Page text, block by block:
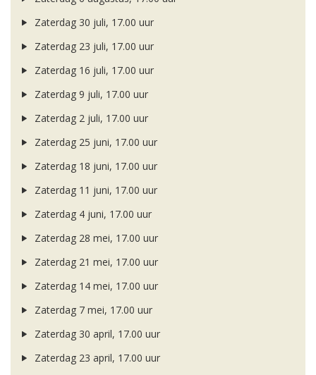
Zaterdag 30 juli, 17.00 uur
Zaterdag 23 juli, 17.00 uur
Zaterdag 16 juli, 17.00 uur
Zaterdag 9 juli, 17.00 uur
Zaterdag 2 juli, 17.00 uur
Zaterdag 25 juni, 17.00 uur
Zaterdag 18 juni, 17.00 uur
Zaterdag 11 juni, 17.00 uur
Zaterdag 4 juni, 17.00 uur
Zaterdag 28 mei, 17.00 uur
Zaterdag 21 mei, 17.00 uur
Zaterdag 14 mei, 17.00 uur
Zaterdag 7 mei, 17.00 uur
Zaterdag 30 april, 17.00 uur
Zaterdag 23 april, 17.00 uur